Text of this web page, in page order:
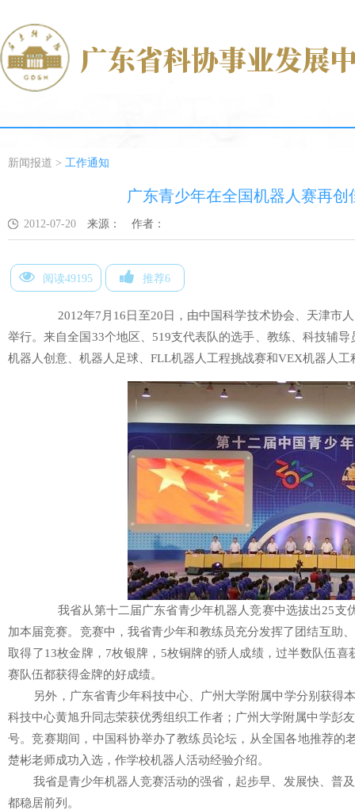
新闻报道 > 工作通知
广东青少年在全国机器人赛再
2012-07-20 来源： 作者：
阅读49195 推荐6
2012年7月16日至20日，由中国科学技术协会、天津市
举行。来自全国33个地区、519支代表队的选手、教练、科技辅
机器人创意、机器人足球、FLL机器人工程挑战赛和VEX机器人
我省从第十二届广东省青少年机器人竞赛中选拔出25支
加本届竞赛。竞赛中，我省青少年和教练员充分发挥了团结互助
取得了13枚金牌，7枚银牌，5枚铜牌的骄人成绩，过半数队伍
赛队伍都获得金牌的好成绩。
另外，广东省青少年科技中心、广州大学附属中学分别获得
科技中心黄旭升同志荣获优秀组织工作者；广州大学附属中学彭
号。竞赛期间，中国科协举办了教练员论坛，从全国各地推荐的
楚彬老师成功入选，作学校机器人活动经验介绍。
我省是青少年机器人竞赛活动的强省，起步早、发展快、普及
都稳居前列。